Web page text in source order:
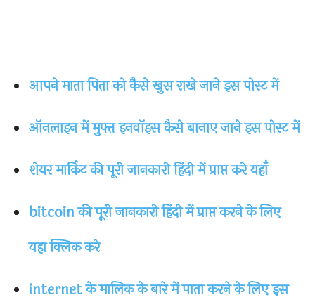
आपने माता पिता को कैसे खुस राखे जाने इस पोस्ट में
ऑनलाइन में मुफ्त इनवॉइस कैसे बानाए जाने इस पोस्ट में
शेयर मार्किट की पूरी जानकारी हिंदी में प्राप्त करे यहाँ
bitcoin की पूरी जानकारी हिंदी में प्राप्त करने के लिए
यहा क्लिक करे
internet के मालिक के बारे में पाता करने के लिए इस